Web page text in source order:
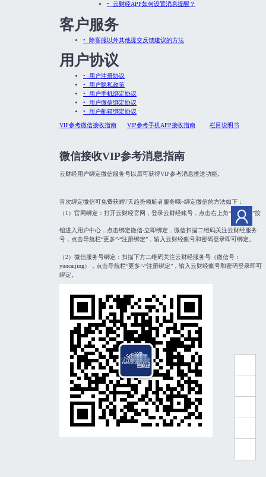
• 云财经APP如何设置消息提醒？
客户服务
• 除客服以外其他提交反馈建议的方法
用户协议
• 用户注册协议
• 用户隐私政策
• 用户手机绑定协议
• 用户微信绑定协议
• 用户邮箱绑定协议
VIP参考微信接收指南 VIP参考手机APP接收指南 栏目说明书
微信接收VIP参考消息指南
云财经用户绑定微信服务号以后可获得VIP参考消息推送功能。
首次绑定微信可免费获赠7天趋势领航者服务哦~绑定微信的方法如下：
（1）官网绑定：打开云财经官网，登录云财经账号，点击右上角“ ”按
钮进入用户中心，点击绑定微信-立即绑定，微信扫描二维码关注云财经服务
号，点击导航栏“更多”-“注册绑定”，输入云财经账号和密码登录即可绑定。
（2）微信服务号绑定：扫描下方二维码关注云财经服务号（微信号：
yuncaijing），点击导航栏“更多”-“注册绑定”，输入云财经账号和密码登录即可
绑定。